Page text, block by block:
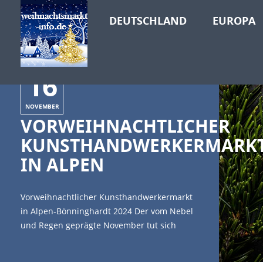
DEUTSCHLAND EUROPA
16
NOVEMBER
VORWEIHNACHTLICHER
IN ALPEN
Vorweihnachtlicher Kunsthandwerkermarkt
in Alpen-Bönninghardt 2024 Der vom Nebel
und Regen geprägte November tut sich